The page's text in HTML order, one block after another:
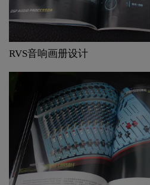
RVS音响画册设计